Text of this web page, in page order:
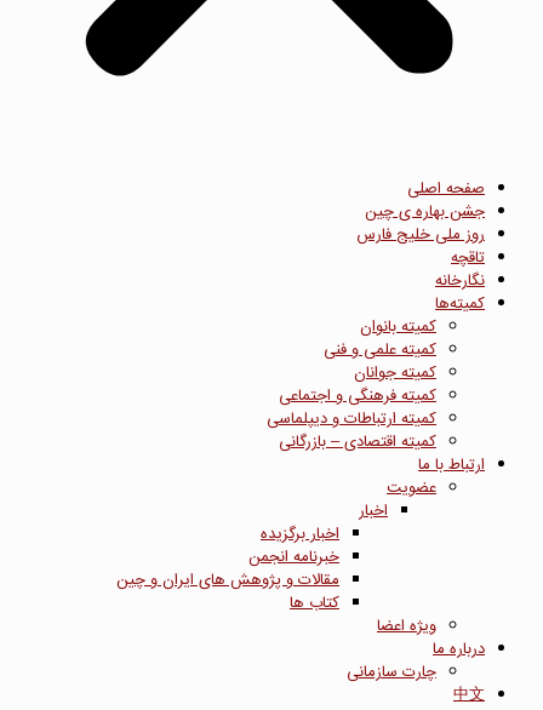
صفحه اصلی
جشن بهاره ی چین
روز ملی خلیج فارس
تاقچه
نگارخانه
کمیته‌ها
کمیته بانوان
کمیته علمی و فنی
کمیته جوانان
کمیته فرهنگی و اجتماعی
کمیته ارتباطات و دیپلماسی
کمیته اقتصادی – بازرگانی
ارتباط با ما
عضویت
اخبار
اخبار برگزیده
خبرنامه انجمن
مقالات و پژوهش های ایران و چین
کتاب ها
ویژه اعضا
درباره ما
چارت سازمانی
中文